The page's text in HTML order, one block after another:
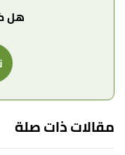
هل
مقالات ذات صلة